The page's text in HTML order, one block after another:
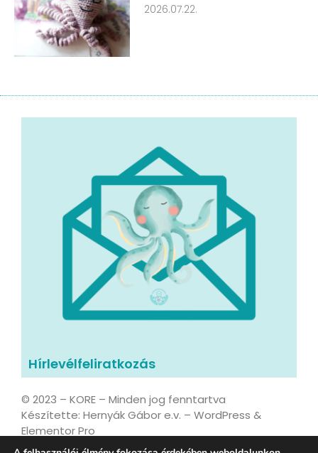
2026.07.22.
Hírlevélfeliratkozás
© 2023 – KORE – Minden jog fenntartva
Készítette: Hernyák Gábor e.v. – WordPress &
Elementor Pro